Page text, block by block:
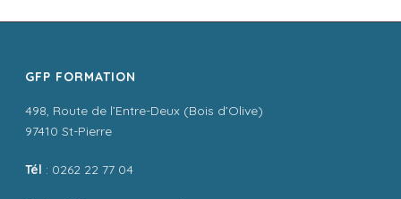
GFP FORMATION
498, Route de l’Entre-Deux (Bois d’Olive)
97410 St-Pierre
Tél : 0262 22 77 04